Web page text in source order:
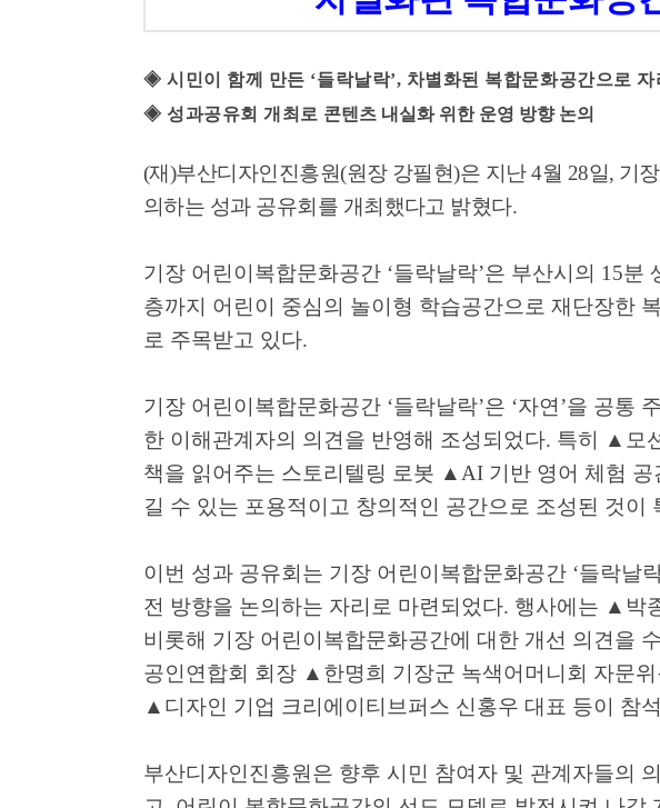
◈시민이 함께 만든 ‘들락날락’, 차별화된 복합문화공간으로 자
◈ 성과공유회 개최로 콘텐츠 내실화 위한 운영 방향 논의
(재)부산디자인진흥원(원장 강필현)은 지난4월 28일, 기
의하는 성과 공유회를 개최했다고 밝혔다.
기장 어린이복합문화공간 ‘들락날락’은 부산시의 15분
층까지 어린이 중심의 놀이형 학습공간으로 재단장한
로 주목받고 있다.
기장 어린이복합문화공간 ‘들락날락’은 ‘자연 ’을 공통
한 이해관계자의 의견을 반영해 조성되었다. 특히 ▲ 모
책을 읽어주는 스토리텔링 로봇 ▲ AI 기반 영어 체험
길 수 있는 포용적이고 창의적인 공간으로 조성된 것이
이번 성과 공유회는 기장 어린이복합문화공간 ‘들락날
전 방향을 논의하는 자리로 마련되었다. 행사에는 ▲ 박
비롯해 기장 어린이복합문화공간에 대한 개선 의견을
공인연합회 회장 ▲ 한명희 기장군 녹색어머니회 자문위
▲ 디자인 기업 크리에이티브퍼스 신홍우 대표 등이 참
부산디자인진흥원은 향후 시민 참여자 및 관계자들의